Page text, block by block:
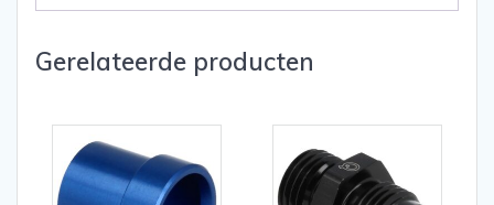
Gerelateerde producten